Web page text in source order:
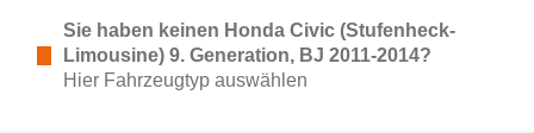
Sie haben keinen Honda Civic (Stufenheck-
Limousine) 9. Generation, BJ 2011-2014?
Hier Fahrzeugtyp auswählen